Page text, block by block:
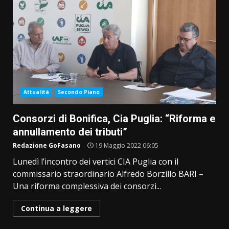
Attualità Secondo Piano
Consorzi di Bonifica, Cia Puglia: “Riforma e
annullamento dei tributi”
Redazione GoFasano 19 Maggio 2022 06:05
Lunedì l’incontro dei vertici CIA Puglia con il
commissario straordinario Alfredo Borzillo BARI –
Una riforma complessiva dei consorzi...
Continua a leggere